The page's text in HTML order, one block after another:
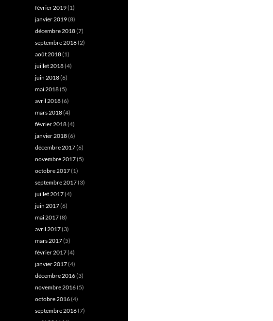
février 2019(1)
janvier 2019(8)
décembre 2018(7)
septembre 2018(2)
août 2018(1)
juillet 2018(4)
juin 2018(6)
mai 2018(5)
avril 2018(6)
mars 2018(4)
février 2018(4)
janvier 2018(6)
décembre 2017(6)
novembre 2017(5)
octobre 2017(1)
septembre 2017(3)
juillet 2017(4)
juin 2017(6)
mai 2017(8)
avril 2017(3)
mars 2017(5)
février 2017(4)
janvier 2017(4)
décembre 2016(3)
novembre 2016(5)
octobre 2016(4)
septembre 2016(7)